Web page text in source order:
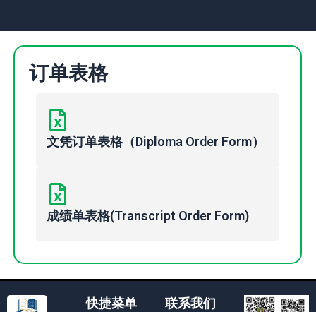
订单表格
文凭订单表格（Diploma Order Form）
成绩单表格(Transcript Order Form)
快捷菜单 联系我们